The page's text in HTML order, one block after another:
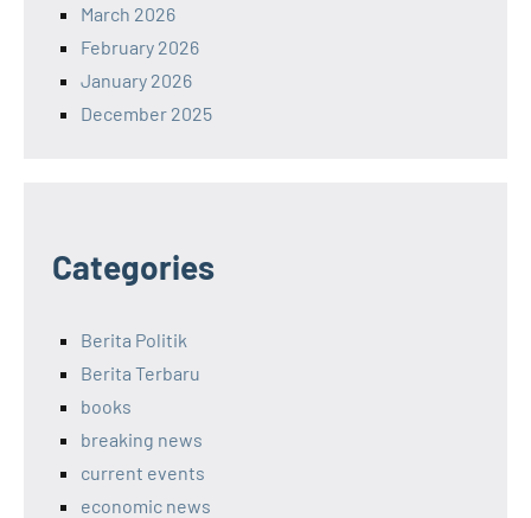
March 2026
February 2026
January 2026
December 2025
Categories
Berita Politik
Berita Terbaru
books
breaking news
current events
economic news